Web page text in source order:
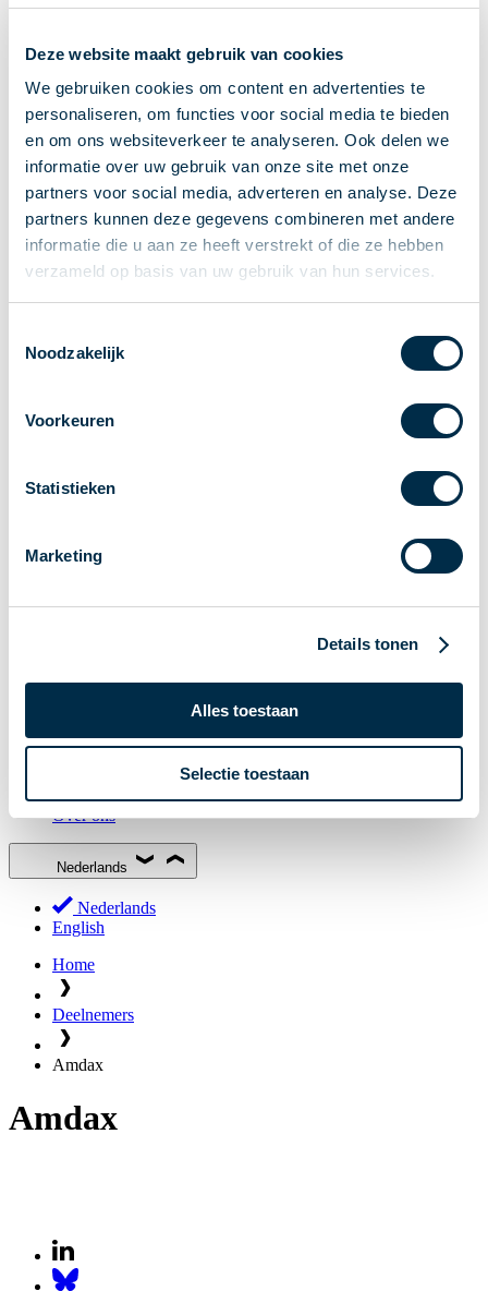
Deze website maakt gebruik van cookies
We gebruiken cookies om content en advertenties te
personaliseren, om functies voor social media te bieden
en om ons websiteverkeer te analyseren. Ook delen we
informatie over uw gebruik van onze site met onze
partners voor social media, adverteren en analyse. Deze
partners kunnen deze gegevens combineren met andere
informatie die u aan ze heeft verstrekt of die ze hebben
verzameld op basis van uw gebruik van hun services.
Noodzakelijk
Voorkeuren
Statistieken
Marketing
Details tonen
Alles toestaan
Selectie toestaan
Onderling betalen
Overboeken
Bijzondere rekeningen en diensten
Standaarden in het betalingsverkeer
Feiten & Cijfers
Actueel
Betaaljournaal
Roadmap
Vereniging
Partners en stakeholders
Deelnemers in het betalingsverkeer
Begrippenlijst
Over ons
Nederlands
Nederlands
English
Home
Deelnemers
Amdax
Amdax